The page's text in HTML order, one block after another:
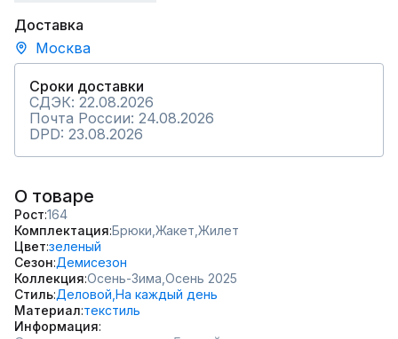
Доставка
Москва
Сроки доставки
СДЭК: 22.08.2026
Почта России: 24.08.2026
DPD: 23.08.2026
О товаре
Рост 164
Комплектация Брюки, Жакет, Жилет
Цвет зеленый
Сезон Демисезон
Коллекция Осень-Зима, Осень 2025
Стиль Деловой, На каждый день
Материал текстиль
Информация